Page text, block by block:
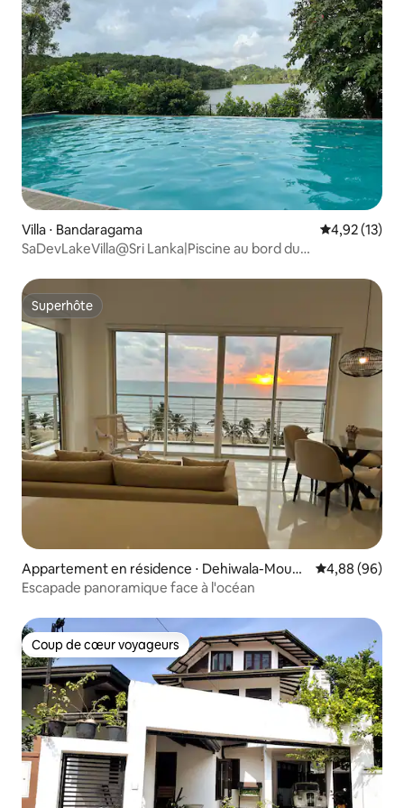
Villa ⋅ Bandaragama Évaluation
4,92 (13)
SaDevLakeVilla@Sri Lanka|Piscine au bord du
Superhôte
Superhôte
Appartement en résidence ⋅ Dehiwala-Mount
Lavinia
Évaluation
4,88 (96)
Escapade panoramique face à l'océan
Coup de cœur voyageurs
Coup de cœur voyageurs